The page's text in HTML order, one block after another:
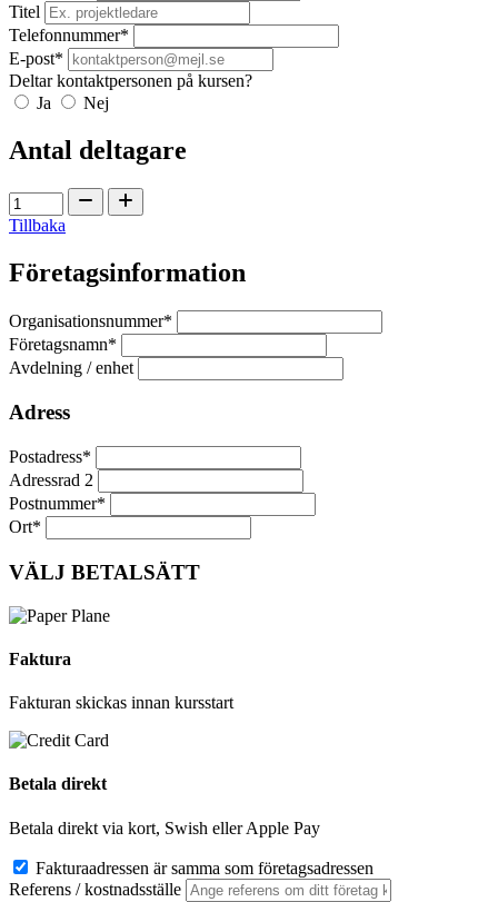
Titel
Telefonnummer*
E-post*
Deltar kontaktpersonen på kursen?
Ja
Nej
Antal deltagare
Tillbaka
Företagsinformation
Organisationsnummer*
Företagsnamn*
Avdelning / enhet
Adress
Postadress*
Adressrad 2
Postnummer*
Ort*
VÄLJ BETALSÄTT
Faktura
Fakturan skickas innan kursstart
Betala direkt
Betala direkt via kort, Swish eller Apple Pay
Fakturaadressen är samma som företagsadressen
Referens / kostnadsställe